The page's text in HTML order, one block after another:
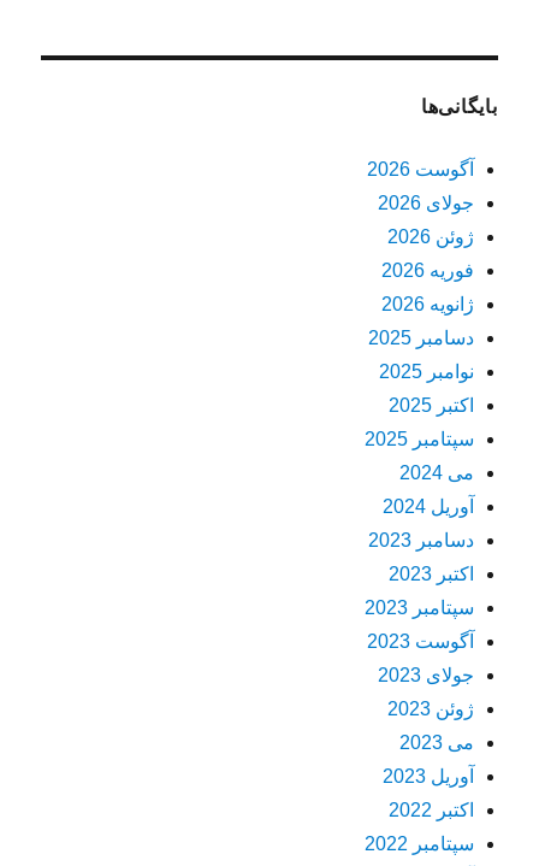
بایگانی‌ها
آگوست 2026
جولای 2026
ژوئن 2026
فوریه 2026
ژانویه 2026
دسامبر 2025
نوامبر 2025
اکتبر 2025
سپتامبر 2025
می 2024
آوریل 2024
دسامبر 2023
اکتبر 2023
سپتامبر 2023
آگوست 2023
جولای 2023
ژوئن 2023
می 2023
آوریل 2023
اکتبر 2022
سپتامبر 2022